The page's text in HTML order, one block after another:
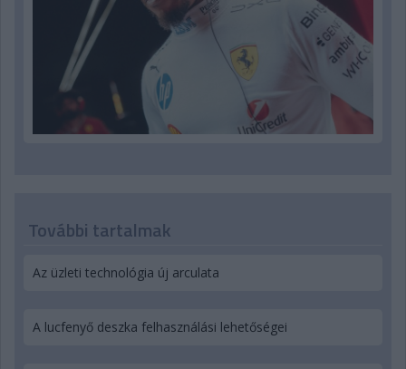
További tartalmak
Az üzleti technológia új arculata
A lucfenyő deszka felhasználási lehetőségei